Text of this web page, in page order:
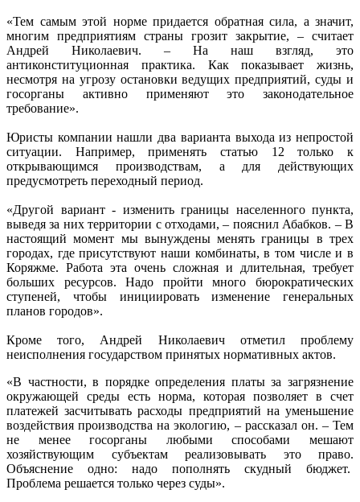
«Тем самым этой норме придается обратная сила, а значит,
многим предприятиям страны грозит закрытие, – считает
Андрей Николаевич. – На наш взгляд, это
антиконституционная практика. Как показывает жизнь,
несмотря на угрозу остановки ведущих предприятий, суды и
госорганы активно применяют это законодательное
требование».
Юристы компании нашли два варианта выхода из непростой
ситуации. Например, применять статью 12 только к
открывающимся производствам, а для действующих
предусмотреть переходный период.
«Другой вариант - изменить границы населенного пункта,
выведя за них территории с отходами, – пояснил Абабков. – В
настоящий момент мы вынуждены менять границы в трех
городах, где присутствуют наши комбинаты, в том числе и в
Коряжме. Работа эта очень сложная и длительная, требует
больших ресурсов. Надо пройти много бюрократических
ступеней, чтобы инициировать изменение генеральных
планов городов».
Кроме того, Андрей Николаевич отметил проблему
неисполнения государством принятых нормативных актов.
«В частности, в порядке определения платы за загрязнение
окружающей среды есть норма, которая позволяет в счет
платежей засчитывать расходы предприятий на уменьшение
воздействия производства на экологию, – рассказал он. – Тем
не менее госорганы любыми способами мешают
хозяйствующим субъектам реализовывать это право.
Объяснение одно: надо пополнять скудный бюджет.
Проблема решается только через суды».